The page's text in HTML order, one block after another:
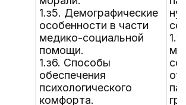
1.з5. Демографические
особенности в части
медико-социальной
помощи.
1.з6. Способы
обеспечения
психологического
комфорта.